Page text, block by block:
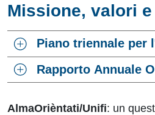
Missione, valori
Piano triennale per
Rapporto Annuale
AlmaOrièntati/Unifi: un